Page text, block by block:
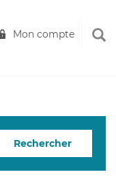
Mon compte
Rechercher